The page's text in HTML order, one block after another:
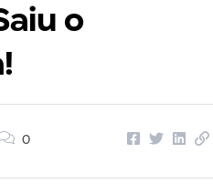
o
0